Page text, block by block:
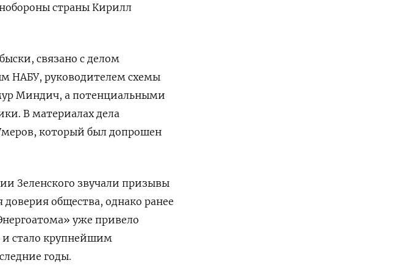
страны Кирилл
связано с делом
НАБУ, руководителем схемы
Миндич, а потенциальными
В материалах дела
который был допрошен
Зеленского звучали призывы
общества, однако ранее
уже привело
стало крупнейшим
годы.